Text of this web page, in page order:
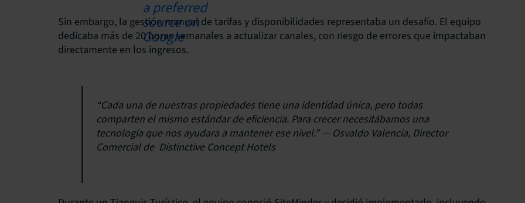
Sin embargo, la gestión manual de tarifas y disponibilidades representaba un desafío. El equipo
dedicaba más de 20 horas semanales a actualizar canales, con riesgo de errores que impactaban
directamente en los ingresos.
“Cada una de nuestras propiedades tiene una identidad única, pero todas
comparten el mismo estándar de eficiencia. Para crecer necesitábamos una
tecnología que nos ayudara a mantener ese nivel.” — Osvaldo Valencia, Director
Comercial de Distinctive Concept Hotels